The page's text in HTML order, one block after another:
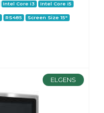
Intel Core i3 Intel Core i5
RS485 Screen Size 15"
ELGENS